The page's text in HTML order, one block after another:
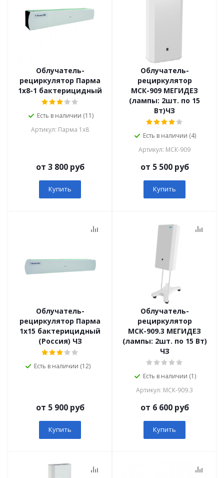
Облучатель-
рециркулятор Парма
1х8-1 бактерицидный
Есть в наличии (11)
Артикул: Парма 1х8
от 3 800 руб
Купить
Облучатель-
рециркулятор
МСК-909 МЕГИДЕЗ
(лампы: 2шт. по 15
Вт)ЧЗ
Есть в наличии (4)
Артикул: МСК-909
от 5 500 руб
Купить
Облучатель-
рециркулятор Парма
1х15 бактерицидный
(Россия) ЧЗ
Есть в наличии (12)
от 5 900 руб
Купить
Облучатель-
рециркулятор
МСК-909.3 МЕГИДЕЗ
(лампы: 2шт. по 15 Вт)
ЧЗ
Есть в наличии (1)
Артикул: МСК-909.3
от 6 600 руб
Купить